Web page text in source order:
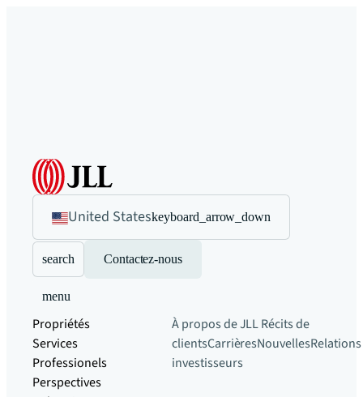
United Stateskeyboard_arrow_down
search Contactez-nous
menu
Propriétés
Services
Professionels
Perspectives
À propos de JLLRécits de
clientsCarrièresNouvellesRelations
investisseurs